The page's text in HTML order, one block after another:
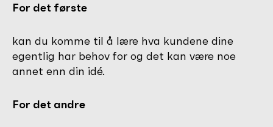
For det første
kan du komme til å lære hva kundene dine
egentlig har behov for og det kan være noe
annet enn din idé.
For det andre